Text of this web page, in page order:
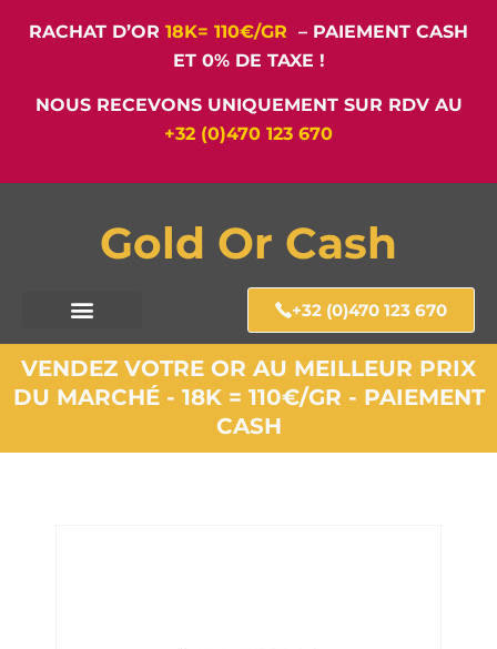
RACHAT D’OR 18K= 110€/GR – PAIEMENT CASH
ET 0% DE TAXE !
NOUS RECEVONS UNIQUEMENT SUR RDV AU
+32 (0)470 123 670
Gold Or Cash
+32 (0)470 123 670
VENDEZ VOTRE OR AU MEILLEUR PRIX
DU MARCHÉ - 18K = 110€/GR - PAIEMENT
CASH